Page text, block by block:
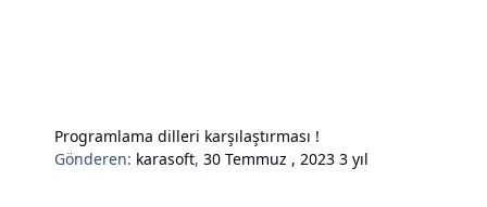
Programlama dilleri karşılaştırması !
Gönderen: karasoft,30 Temmuz , 20233 yıl